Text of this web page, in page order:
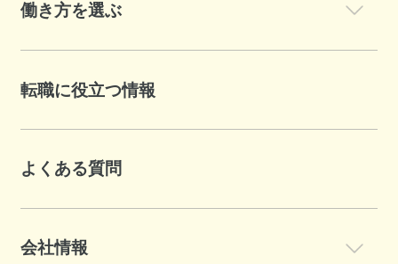
働き方を選ぶ
転職に役立つ情報
よくある質問
会社情報